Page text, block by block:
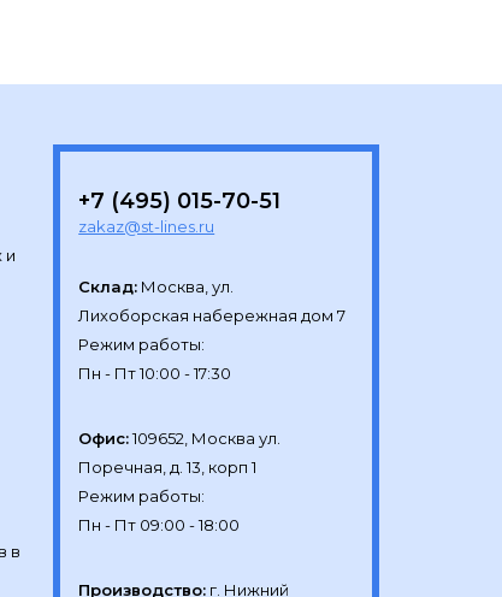
и
+7 (495) 015-70-51
zakaz@st-lines.ru
Склад: Москва, ул.
Лихоборская набережная дом 7
Режим работы:
Офис: 109652, Москва ул.
Поречная, д. 13, корп 1
Режим работы:
Производство: г. Нижний
в